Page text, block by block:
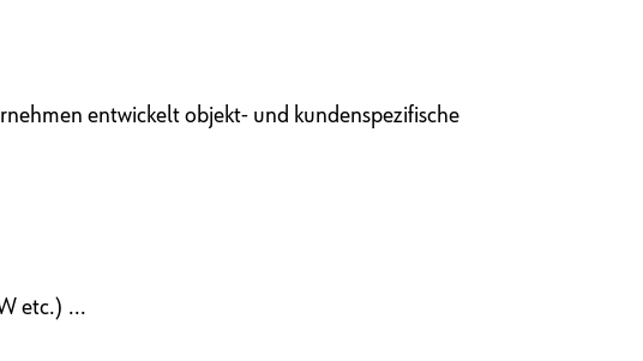
entwickelt objekt- und kundenspezifische
etc.) ...